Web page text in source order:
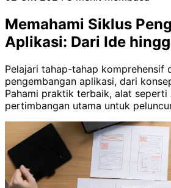
Memahami Siklus
Aplikasi: Dari Ide
Pelajari tahap-tahap komprehensif
pengembangan aplikasi, dari
Pahami praktik terbaik, alat seperti
pertimbangan utama untuk